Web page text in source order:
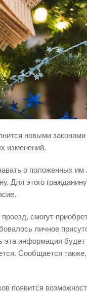
новыми
изменений.
о положенных
Для этого
смогут
личное
эта информация будет
Сообщается
появится